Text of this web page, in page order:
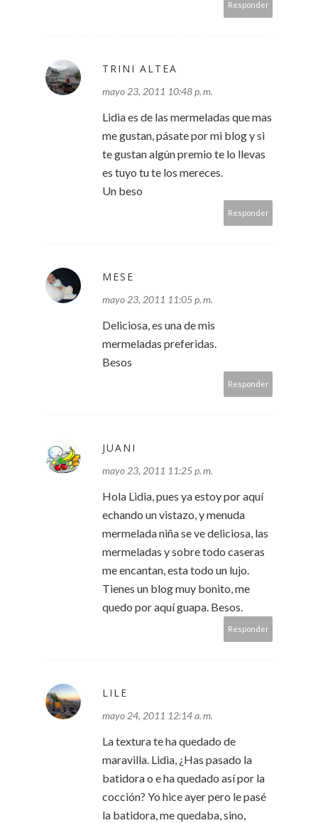
Responder
TRINI ALTEA
mayo 23, 2011 10:48 p. m.
Lidia es de las mermeladas que mas
me gustan, pásate por mi blog y si
te gustan algún premio te lo llevas
es tuyo tu te los mereces.
Un beso
Responder
MESE
mayo 23, 2011 11:05 p. m.
Deliciosa, es una de mis
mermeladas preferidas.
Besos
Responder
JUANI
mayo 23, 2011 11:25 p. m.
Hola Lidia, pues ya estoy por aquí
echando un vistazo, y menuda
mermelada niña se ve deliciosa, las
mermeladas y sobre todo caseras
me encantan, esta todo un lujo.
Tienes un blog muy bonito, me
quedo por aquí guapa. Besos.
Responder
LILE
mayo 24, 2011 12:14 a. m.
La textura te ha quedado de
maravilla. Lidia, ¿Has pasado la
batidora o e ha quedado así por la
cocción? Yo hice ayer pero le pasé
la batidora, me quedaba, sino,